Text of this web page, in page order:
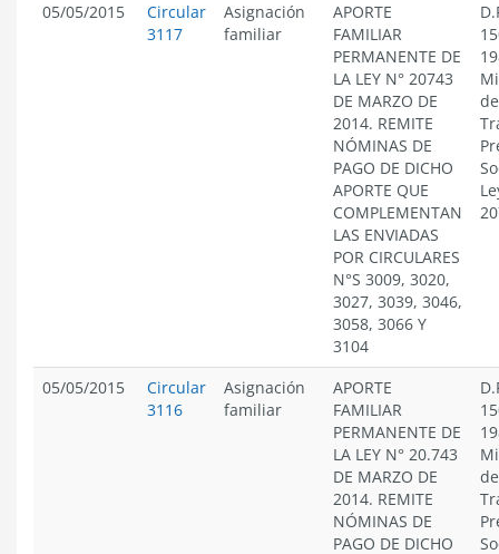
05/05/2015
Circular
3117
Asignación
familiar
APORTE
FAMILIAR
PERMANENTE DE
LA LEY N° 20743
DE MARZO DE
2014. REMITE
NÓMINAS DE
PAGO DE DICHO
APORTE QUE
COMPLEMENTAN
LAS ENVIADAS
POR CIRCULARES
N°S 3009, 3020,
3027, 3039, 3046,
3058, 3066 Y
3104
05/05/2015
Circular
3116
Asignación
familiar
APORTE
FAMILIAR
PERMANENTE DE
LA LEY N° 20.743
DE MARZO DE
2014. REMITE
NÓMINAS DE
PAGO DE DICHO